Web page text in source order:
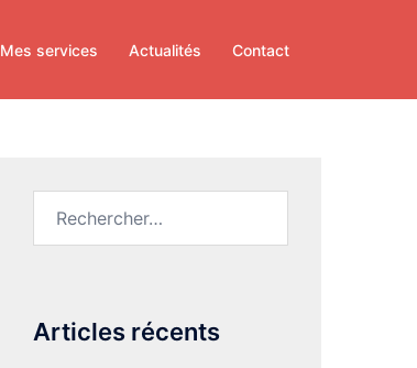
Mes services Actualités Contact
Articles récents